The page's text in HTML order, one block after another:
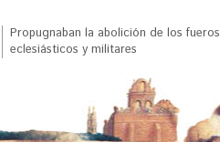
Propugnaban la abolición de los fueros
eclesiásticos y militares